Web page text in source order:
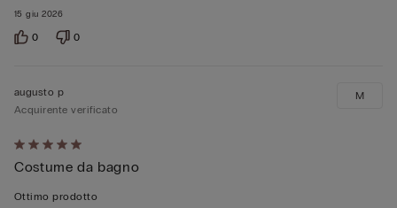
15 giu 2026
0 0
Valutato
5
su
augusto p
Acquirente verificato
Costume da bagno
Ottimo prodotto
M